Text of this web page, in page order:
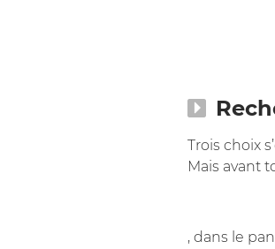
Trois choix
Mais avant
, dans le